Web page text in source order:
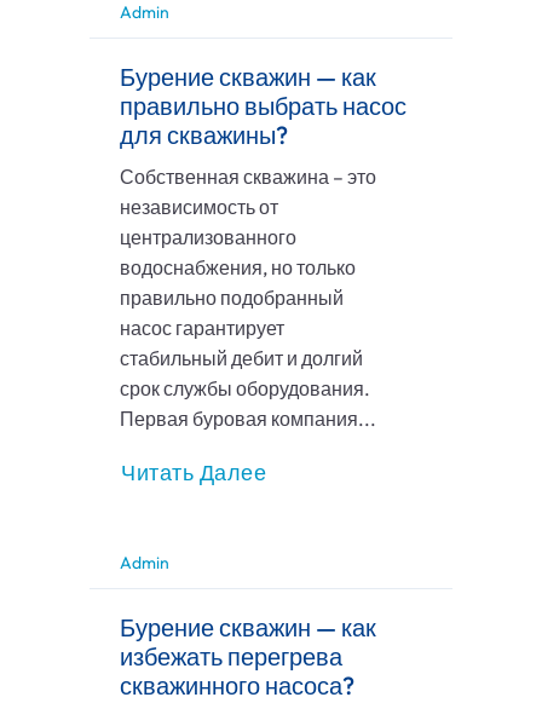
Admin
Бурение скважин — как
правильно выбрать насос
для скважины?
Собственная скважина – это
независимость от
централизованного
водоснабжения, но только
правильно подобранный
насос гарантирует
стабильный дебит и долгий
срок службы оборудования.
Первая буровая компания...
Читать Далее
Admin
Бурение скважин — как
избежать перегрева
скважинного насоса?